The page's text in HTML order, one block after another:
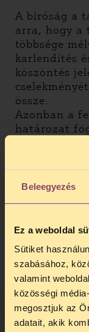
Beleegyezés
Ez a weboldal
Sütiket
szabásához,
valamint
közösségi
megosztjuk az
adatait, akik
A bíróság a
arra, hogy a
többsége
karlendítés
köszöntés
össze.
Azonban a
határozat
"Egy
önmagában
hanem
sokféle
"Ez a
megilleti,
keltenek.
tolerancia